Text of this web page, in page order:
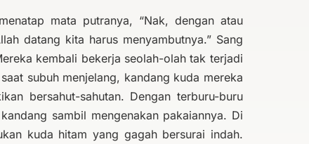
mata putranya, “Nak, dengan atau
datang kita harus menyambutnya.” Sang
kembali bekerja seolah-olah tak terjadi
subuh menjelang, kandang kuda mereka
bersahut-sahutan. Dengan terburu-buru
sambil mengenakan pakaiannya. Di
kuda hitam yang gagah bersurai indah.